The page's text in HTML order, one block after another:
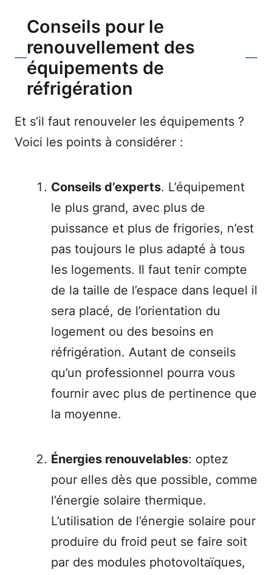
Conseils pour le
renouvellement des
équipements de
réfrigération
Et s’il faut renouveler les équipements ?
Voici les points à considérer :
Conseils d’experts. L’équipement
le plus grand, avec plus de
puissance et plus de frigories, n’est
pas toujours le plus adapté à tous
les logements. Il faut tenir compte
de la taille de l’espace dans lequel il
sera placé, de l’orientation du
logement ou des besoins en
réfrigération. Autant de conseils
qu’un professionnel pourra vous
fournir avec plus de pertinence que
la moyenne.
Énergies renouvelables: optez
pour elles dès que possible, comme
l’énergie solaire thermique.
L’utilisation de l’énergie solaire pour
produire du froid peut se faire soit
par des modules photovoltaïques,